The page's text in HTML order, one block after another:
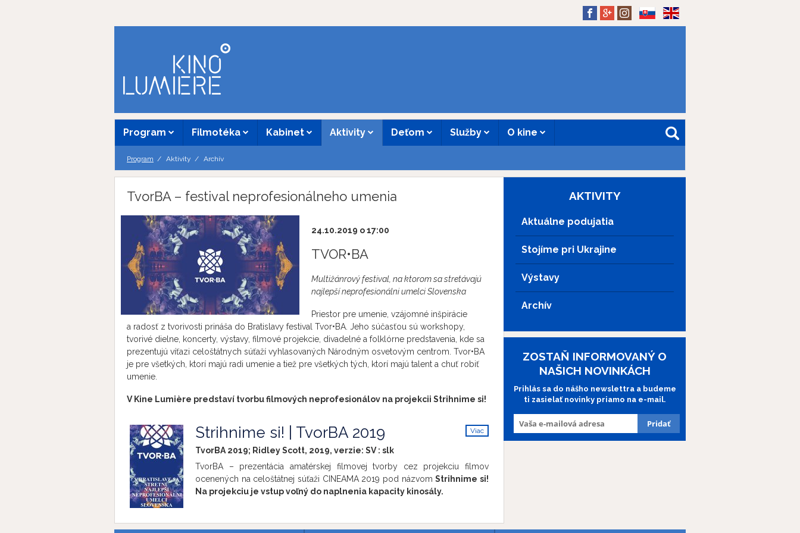
Program Filmotéka Kabinet Aktivity Deťom Služby O kine
Program Aktivity Archív
TvorBA – festival neprofesionálneho umenia
24.10.2019 o 17:00
TVOR•BA
Multižánrový festival, na ktorom sa stretávajú
najlepší neprofesionálni umelci Slovenska
Priestor pre umenie, vzájomné inšpirácie
a radosť z tvorivosti prináša do Bratislavy festival Tvor•BA. Jeho súčasťou sú workshopy,
tvorivé dielne, koncerty, výstavy, filmové projekcie, divadelné a folklórne predstavenia, kde sa
prezentujú víťazi celoštátnych súťaží vyhlasovaných Národným osvetovým centrom. Tvor•BA
je pre všetkých, ktorí majú radi umenie a tiež pre všetkých tých, ktorí majú talent a chuť robiť
umenie.
V Kine Lumière predstaví tvorbu filmových neprofesionálov na projekcii Strihnime si!
Viac
Strihnime si! | TvorBA 2019
TvorBA 2019; Ridley Scott, 2019, verzie: SV: slk
TvorBA – prezentácia amatérskej filmovej tvorby cez projekciu filmov
ocenených na celoštátnej súťaži CINEAMA 2019 pod názvomStrihnime si!
Na projekciu je vstup voľný do naplnenia kapacity kinosály.
AKTIVITY
Aktuálne podujatia
Stojíme pri Ukrajine
Výstavy
Archív
ZOSTAŇ INFORMOVANÝ O
NAŠICH NOVINKÁCH
Prihlás sa do nášho newslettra a budeme
ti zasielať novinky priamo na e-mail.